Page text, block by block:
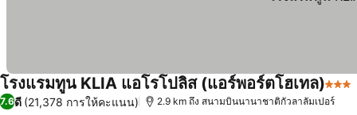
โรงแรมทูน KLIA แอโรโปลิส (แอร์พอร์ตโฮเทล)3 ดา
7.6ดี (21,378 การให้คะแนน) 2.9 km ถึง สนามบินนานาชาติกัวลาลัมเปอร์